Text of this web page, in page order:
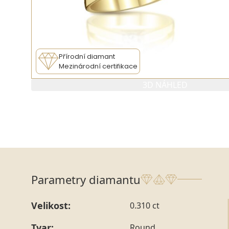
Přírodní diamant
Mezinárodní certifikace
Parametry diamantu
Velikost: 0.310 ct